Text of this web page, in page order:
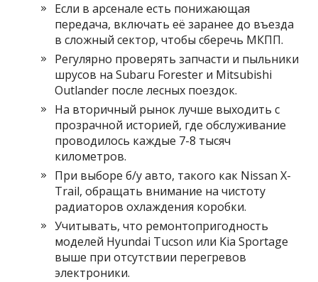
Если в арсенале есть понижающая
передача, включать её заранее до въезда
в сложный сектор, чтобы сберечь МКПП.
Регулярно проверять запчасти и пыльники
шрусов на Subaru Forester и Mitsubishi
Outlander после лесных поездок.
На вторичный рынок лучше выходить с
прозрачной историей, где обслуживание
проводилось каждые 7-8 тысяч
километров.
При выборе б/у авто, такого как Nissan X-
Trail, обращать внимание на чистоту
радиаторов охлаждения коробки.
Учитывать, что ремонтопригодность
моделей Hyundai Tucson или Kia Sportage
выше при отсутствии перегревов
электроники.